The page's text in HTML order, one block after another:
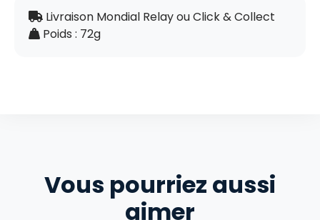
Livraison Mondial Relay ou Click & Collect
Poids : 72g
Vous pourriez aussi
aimer